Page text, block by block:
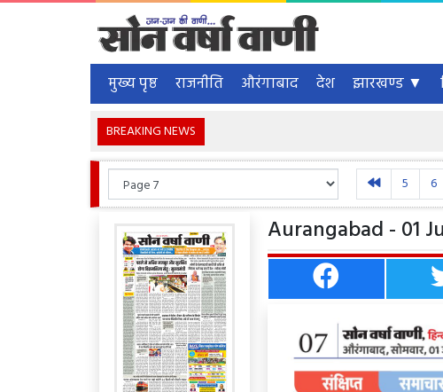
मुख्य पृष्ठ राजनीति औरंगाबाद देश झारखण्ड ▼
BREAKING NEWS
5 6
Aurangabad - 01